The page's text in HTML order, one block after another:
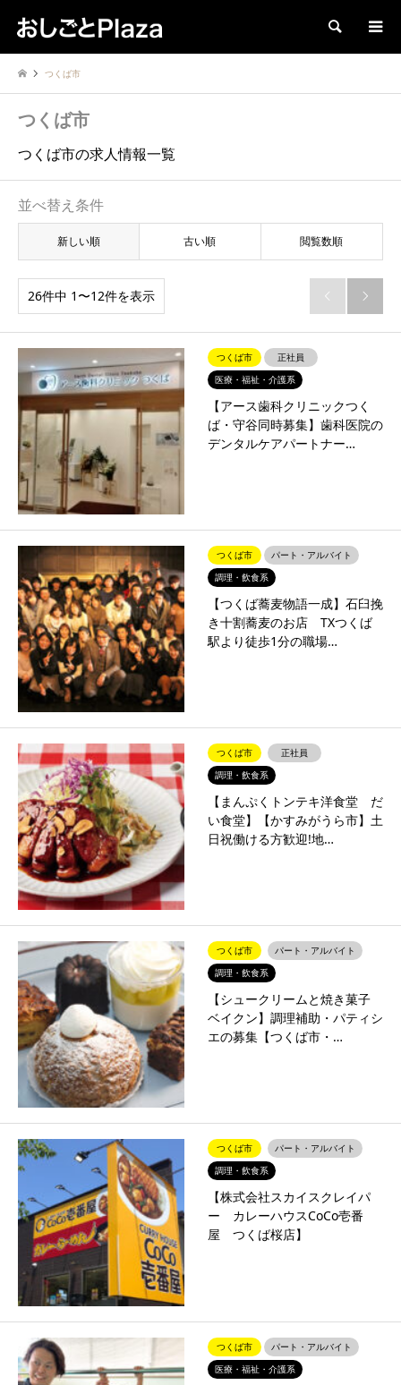
検索
つくば市
つくば市
つくば市の求人情報一覧
並べ替え条件
新しい順 古い順 閲覧数順
26件中 1〜12件を表示  
つくば市
正社員
医療・福祉・介護系
【アース歯科クリニックつく
ば・守谷同時募集】歯科医院の
デンタルケアパートナー…
つくば市
パート・アルバイト
調理・飲食系
【つくば蕎麦物語一成】石臼挽
き十割蕎麦のお店 TXつくば
駅より徒歩1分の職場…
つくば市
正社員
調理・飲食系
【まんぷくトンテキ洋食堂 だ
い食堂】【かすみがうら市】土
日祝働ける方歓迎!地…
つくば市
パート・アルバイト
調理・飲食系
【シュークリームと焼き菓子
ベイクン】調理補助・パティシ
エの募集【つくば市・…
つくば市
パート・アルバイト
調理・飲食系
【株式会社スカイスクレイパ
ー カレーハウスCoCo壱番
屋 つくば桜店】
つくば市
パート・アルバイト
医療・福祉・介護系